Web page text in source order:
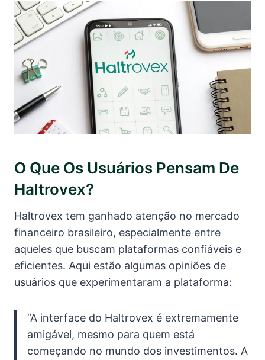
O Que Os Usuários Pensam De
Haltrovex?
Haltrovex tem ganhado atenção no mercado
financeiro brasileiro, especialmente entre
aqueles que buscam plataformas confiáveis e
eficientes. Aqui estão algumas opiniões de
usuários que experimentaram a plataforma:
“A interface do Haltrovex é extremamente
amigável, mesmo para quem está
começando no mundo dos investimentos. A